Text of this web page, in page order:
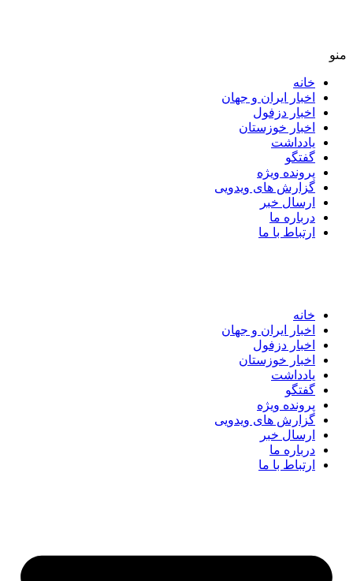
منو
خانه
اخبار ایران و جهان
اخبار دزفول
اخبار خوزستان
یادداشت
گفتگو
پرونده ویژه
گزارش های ویدویی
ارسال خبر
درباره ما
ارتباط با ما
خانه
اخبار ایران و جهان
اخبار دزفول
اخبار خوزستان
یادداشت
گفتگو
پرونده ویژه
گزارش های ویدویی
ارسال خبر
درباره ما
ارتباط با ما